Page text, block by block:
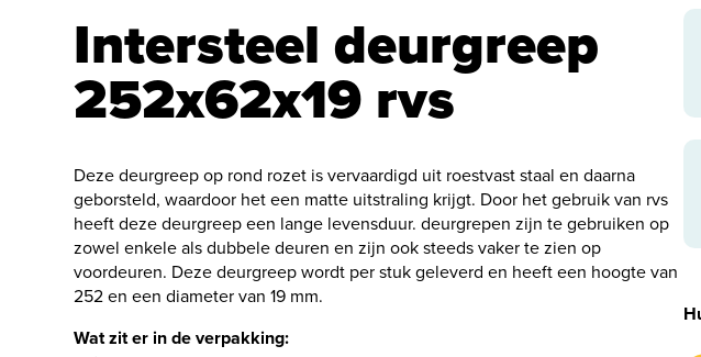
Intersteel deurgreep
252x62x19 rvs
Deze deurgreep op rond rozet is vervaardigd uit roestvast staal en daarna
geborsteld, waardoor het een matte uitstraling krijgt. Door het gebruik van rvs
heeft deze deurgreep een lange levensduur. deurgrepen zijn te gebruiken op
zowel enkele als dubbele deuren en zijn ook steeds vaker te zien op
voordeuren. Deze deurgreep wordt per stuk geleverd en heeft een hoogte van
252 en een diameter van 19 mm.
Wat zit er in de verpakking: